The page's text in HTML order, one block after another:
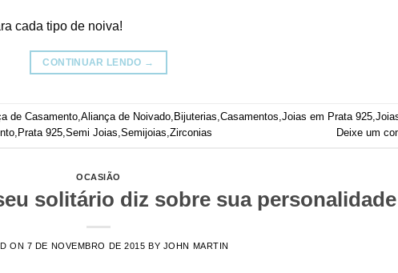
cada tipo de noiva!
CONTINUAR LENDO →
de Casamento,Aliança de Noivado, Bijuterias,Casamentos,Joias em Prata 925,
, Prata 925,Semi Joias,Semijoias,Zirconias Deixe um
OCASIÃO
solitário diz sobre sua personalidade
ON 7 DE NOVEMBRO DE 2015 BY JOHN MARTIN